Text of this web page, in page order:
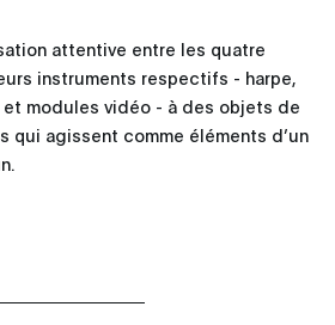
attentive entre les quatre
instruments respectifs - harpe,
modules vidéo - à des objets de
qui agissent comme éléments d’un